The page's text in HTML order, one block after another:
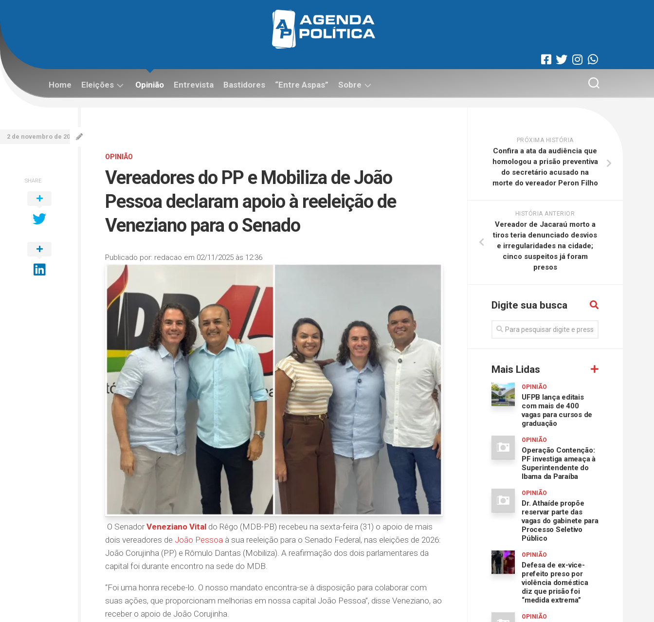
content
Home Eleições Opinião Entrevista Bastidores “Entre Aspas” Sobre
OPINIÃO
Vereadores do PP e Mobiliza de João
Pessoa declaram apoio à reeleição de
Veneziano para o Senado
Publicado por: redacao em 02/11/2025 às 12:36
2 de novembro de 2025
O SenadorVeneziano Vital do Rêgo (MDB-PB) recebeu na sexta-feira (31) o apoio de mais
dois vereadores de João Pessoa à sua reeleição para o Senado Federal, nas eleições de 2026:
João Corujinha (PP) e Rômulo Dantas (Mobiliza). A reafirmação dos dois parlamentares da
capital foi durante encontro na sede do MDB.
“Foi uma honra recebe-lo. O nosso mandato encontra-se à disposição para colaborar com
suas ações, que proporcionam melhorias em nossa capital João Pessoa”, disse Veneziano, ao
receber o apoio de João Corujinha.
SHARE
PRÓXIMA HISTÓRIA
Confira a ata da audiência que
homologou a prisão preventiva
do secretário acusado na
morte do vereador Peron Filho
HISTÓRIA ANTERIOR
Vereador de Jacaraú morto a
tiros teria denunciado desvios
e irregularidades na cidade;
cinco suspeitos já foram
presos
Digite sua busca
Mais Lidas
OPINIÃO
UFPB lança editais
com mais de 400
vagas para cursos de
graduação
OPINIÃO
Operação Contenção:
PF investiga ameaça à
Superintendente do
Ibama da Paraíba
OPINIÃO
Dr. Athaíde propõe
reservar parte das
vagas do gabinete para
Processo Seletivo
Público
OPINIÃO
Defesa de ex-vice-
prefeito preso por
violência doméstica
diz que prisão foi
“medida extrema”
OPINIÃO